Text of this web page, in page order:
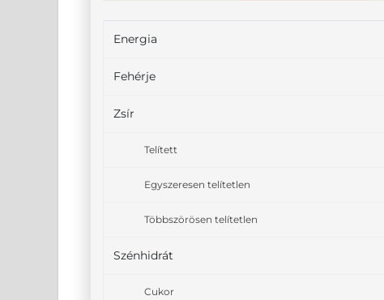
Energia
Fehérje
Zsír
Telített
Egyszeresen telítetlen
Többszörösen telítetlen
Szénhidrát
Cukor